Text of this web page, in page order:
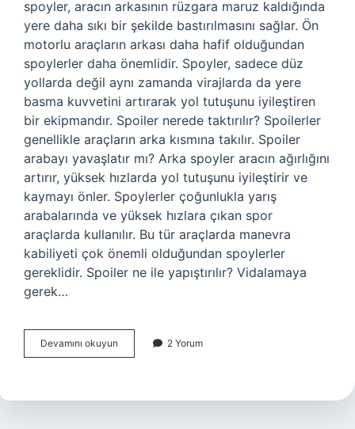
spoyler, aracın arkasının rüzgara maruz kaldığında
yere daha sıkı bir şekilde bastırılmasını sağlar. Ön
motorlu araçların arkası daha hafif olduğundan
spoylerler daha önemlidir. Spoyler, sadece düz
yollarda değil aynı zamanda virajlarda da yere
basma kuvvetini artırarak yol tutuşunu iyileştiren
bir ekipmandır. Spoiler nerede taktırılır? Spoilerler
genellikle araçların arka kısmına takılır. Spoiler
arabayı yavaşlatır mı? Arka spoyler aracın ağırlığını
artırır, yüksek hızlarda yol tutuşunu iyileştirir ve
kaymayı önler. Spoylerler çoğunlukla yarış
arabalarında ve yüksek hızlara çıkan spor
araçlarda kullanılır. Bu tür araçlarda manevra
kabiliyeti çok önemli olduğundan spoylerler
gereklidir. Spoiler ne ile yapıştırılır? Vidalamaya
gerek…
Devamını okuyun
Nasıl
2 Yorum